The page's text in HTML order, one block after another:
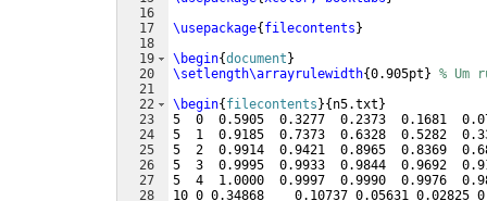
16
17
18
19
20
21
22
23
24
25
26
27
28
\usepackage{ filecontents }
\begin{document }
\setlength\arrayrulewidth{0.905pt } % Um
\begin{ filecontents }{ n5.txt }
5  0  0.5905  0.3277  0.2373  0.1681
5  1  0.9185  0.7373  0.6328  0.5282
5  2  0.9914  0.9421  0.8965  0.8369
5  3  0.9995  0.9933  0.9844  0.9692
5  4  1.0000  0.9997  0.9990  0.9976
10 0 0.34868    0.10737 0.05631 0.02825